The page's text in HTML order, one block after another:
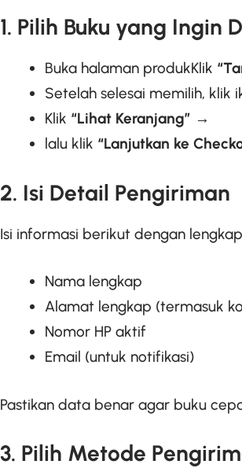
1. Pilih Buku yang Ingin
Buka halaman produkKlik
Setelah selesai memilih, klik
Klik “Lihat Keranjang” →
lalu klik “Lanjutkan ke
2. Isi Detail Pengiriman
Isi informasi berikut dengan
Nama lengkap
Alamat lengkap (termasuk
Nomor HP aktif
Email (untuk notifikasi)
Pastikan data benar agar buku
3. Pilih Metode